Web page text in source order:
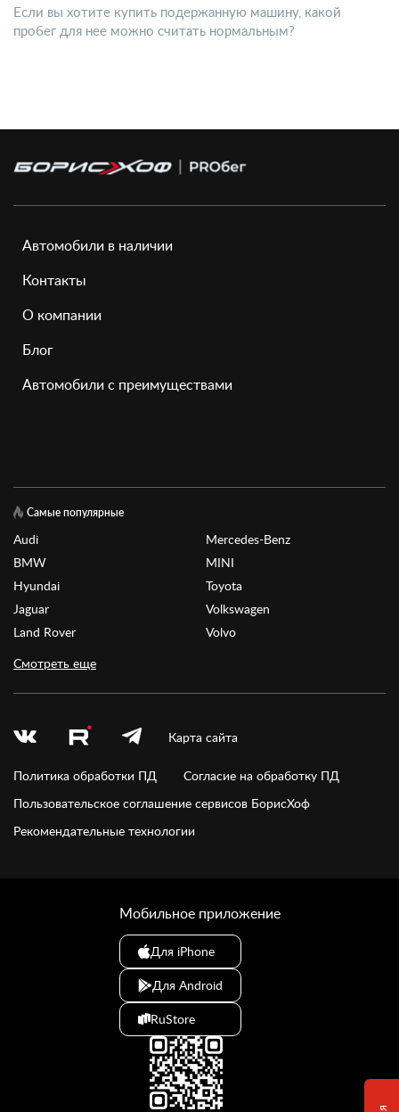
Если вы хотите купить подержанную машину, какой
пробег для нее можно считать нормальным?
Автомобили в наличии
Контакты
О компании
Блог
Автомобили с преимуществами
Самые популярные
Audi
BMW
Hyundai
Jaguar
Land Rover
Mercedes-Benz
MINI
Toyota
Volkswagen
Volvo
Смотреть еще
Карта сайта
Политика обработки ПД
Согласие на обработку ПД
Пользовательское соглашение сервисов БорисХоф
Рекомендательные технологии
Мобильное приложение
Для iPhone
Для Android
RuStore